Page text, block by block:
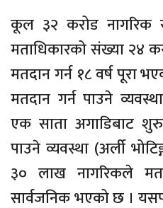
कूल ३२ करोड नागरिक
मताधिकारको संख्या २४
मतदान गर्न १८ वर्ष पूरा
मतदान गर्न पाउने
एक साता अगाडिबाट
पाउने व्यवस्था (अर्ली
३० लाख नागरिकले
सार्वजनिक भएको छ ।